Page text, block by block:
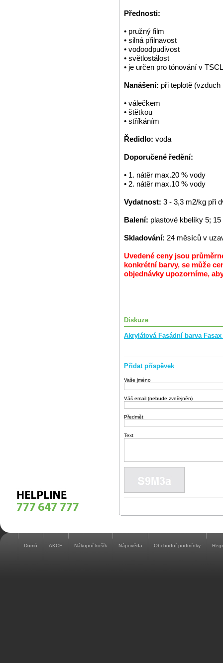
Přednosti:
• pružný film
• silná přilnavost
• vodoodpudivost
• světlostálost
• je určen pro tónování v
Nanášení: při teplotě
• válečkem
• štětkou
• stříkáním
Ředidlo: voda
Doporučené ředění:
• 1. nátěr max.20 % vody
• 2. nátěr max.10 % vody
Vydatnost: 3 - 3,3 m2/kg při
Balení: plastové kbelíky 5; 15
Skladování: 24 měsíců v
Uvedené ceny jsou
konkrétní barvy, se může
objednávky upozorníme,
Diskuze
Akrylátová Fasádní barva Fasax
Přidat příspěvek
Vaše jméno
Váš email (nebude zveřejněn)
Předmět
Text
Domů AKCE Nákupní košík Nápověda Obchodní podmínky